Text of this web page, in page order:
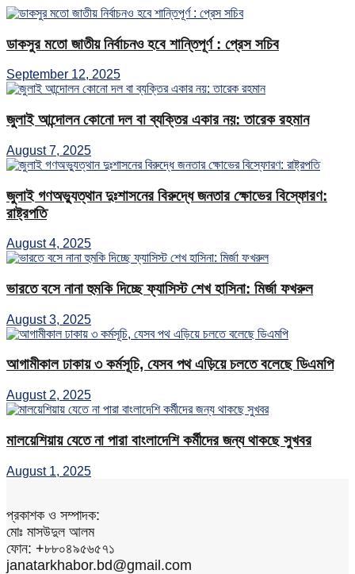
ডাকসুর মতো জাতীয় নির্বাচনও হবে শান্তিপূর্ণ : প্রেস সচিব
September 12, 2025
জুলাই আন্দোলন কোনো দল বা ব্যক্তির একার নয়: তারেক রহমান
August 7, 2025
জুলাই গণঅভ্যুত্থান দুঃশাসনের বিরুদ্ধে জনতার ক্ষোভের বিস্ফোরণ:
রাষ্ট্রপতি
August 4, 2025
ভারতে বসে নানা হুমকি দিচ্ছে ফ্যাসিস্ট শেখ হাসিনা: মির্জা ফখরুল
August 3, 2025
আগামীকাল ঢাকায় ৩ কর্মসূচি, যেসব পথ এড়িয়ে চলতে বলেছে ডিএমপি
August 2, 2025
মালয়েশিয়ায় যেতে না পারা বাংলাদেশি কর্মীদের জন্য থাকছে সুখবর
August 1, 2025
প্রকাশক ও সম্পাদক:
মোঃ মাসউদুল আলম
ফোন: +৮৮০৪৯৫৬৫৭১
janatarkhabor.bd@gmail.com